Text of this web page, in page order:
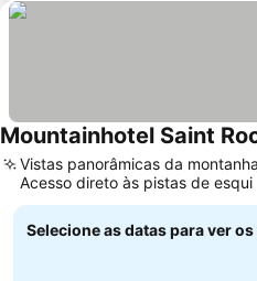
Mountainhotel Saint
Vistas panorâmicas da
Acesso direto às pistas de esqui
Selecione as datas para ver